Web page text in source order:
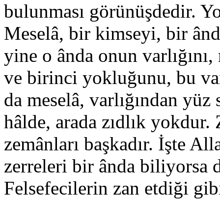
bulunması görünüşdedir.
Meselâ, bir kimseyi, bir
yine o ânda onun
ve birinci yokluğunu, bu
da meselâ, varlığından
hâlde, arada zıdlık
zemânları başkadır. İşte
zerreleri bir ânda biliyorsa
Felsefecilerin zan etdiği